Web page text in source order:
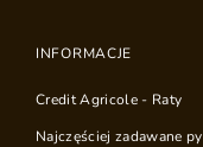
INFORMACJE
Credit Agricole - Raty
Najczęściej zadawane